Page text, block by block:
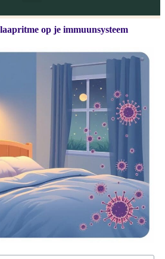
op je immuunsysteem